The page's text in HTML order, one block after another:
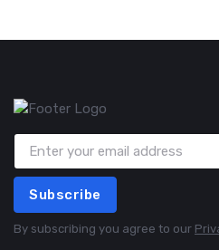
Subscribe
By subscribing you agree to our